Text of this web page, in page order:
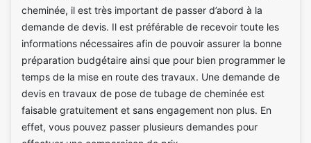
cheminée, il est très important de passer d’abord à la
demande de devis. Il est préférable de recevoir toute les
informations nécessaires afin de pouvoir assurer la bonne
préparation budgétaire ainsi que pour bien programmer le
temps de la mise en route des travaux. Une demande de
devis en travaux de pose de tubage de cheminée est
faisable gratuitement et sans engagement non plus. En
effet, vous pouvez passer plusieurs demandes pour